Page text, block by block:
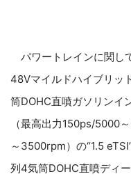
パワートレインに関し
48Vマイルドハイブリッ
筒DOHC直噴ガソリンイ
（最高出力150ps/5000
～3500rpm）の“1.5
列4気筒DOHC直噴ディ